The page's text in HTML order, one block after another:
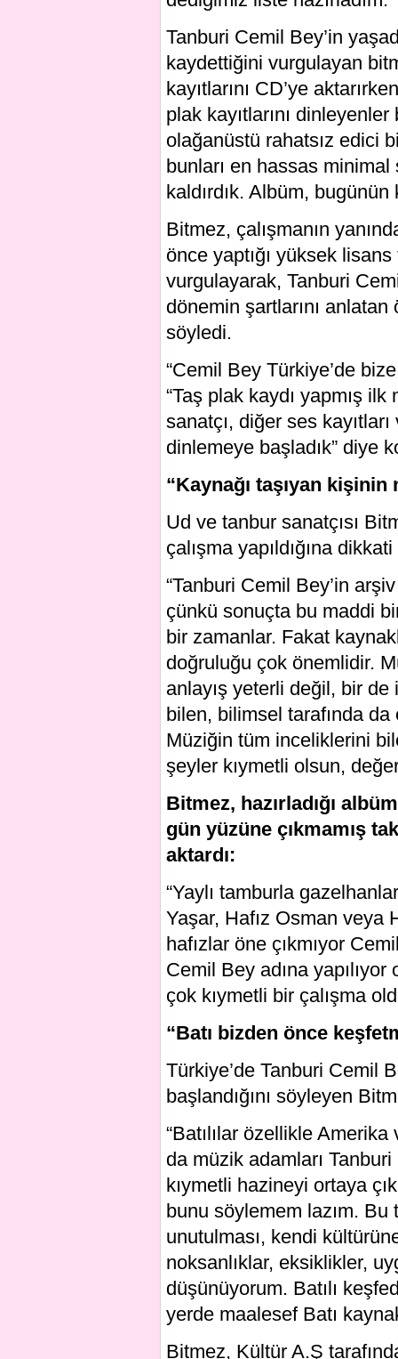
Tanburi Cemil Bey’in
kaydettiğini vurgulayan
kayıtlarını CD’ye
plak kayıtlarını
olağanüstü rahatsız edici
bunları en hassas minimal
kaldırdık. Albüm,
Bitmez, çalışmanın
önce yaptığı yüksek
vurgulayarak, Tanburi
dönemin şartlarını anlatan
söyledi.
“Cemil Bey Türkiye’de
“Taş plak kaydı yapmış
sanatçı, diğer ses
dinlemeye başladık” diye
“Kaynağı taşıyan
Ud ve tanbur sanatçısı
çalışma yapıldığına
“Tanburi Cemil Bey’in
çünkü sonuçta bu maddi
bir zamanlar. Fakat
doğruluğu çok önemlidir.
anlayış yeterli değil, bir de
bilen, bilimsel tarafında
Müziğin tüm inceliklerini
şeyler kıymetli olsun,
Bitmez, hazırladığı
gün yüzüne çıkmamış
aktardı:
“Yaylı tamburla
Yaşar, Hafız Osman veya
hafızlar öne çıkmıyor
Cemil Bey adına
çok kıymetli bir çalışma
“Batı bizden önce
Türkiye’de Tanburi Cemil
başlandığını söyleyen
“Batılılar özellikle
da müzik adamları
kıymetli hazineyi ortaya
bunu söylemem lazım. Bu
unutulması, kendi
noksanlıklar, eksiklikler,
düşünüyorum. Batılı
yerde maalesef Batı
Bitmez, Kültür A.Ş